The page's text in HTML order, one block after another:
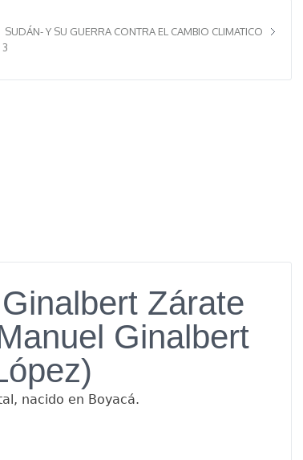
SUDÁN- Y SU GUERRA CONTRA EL CAMBIO CLIMATICO
3
Zárate
Ginalbert
nacido en Boyacá.